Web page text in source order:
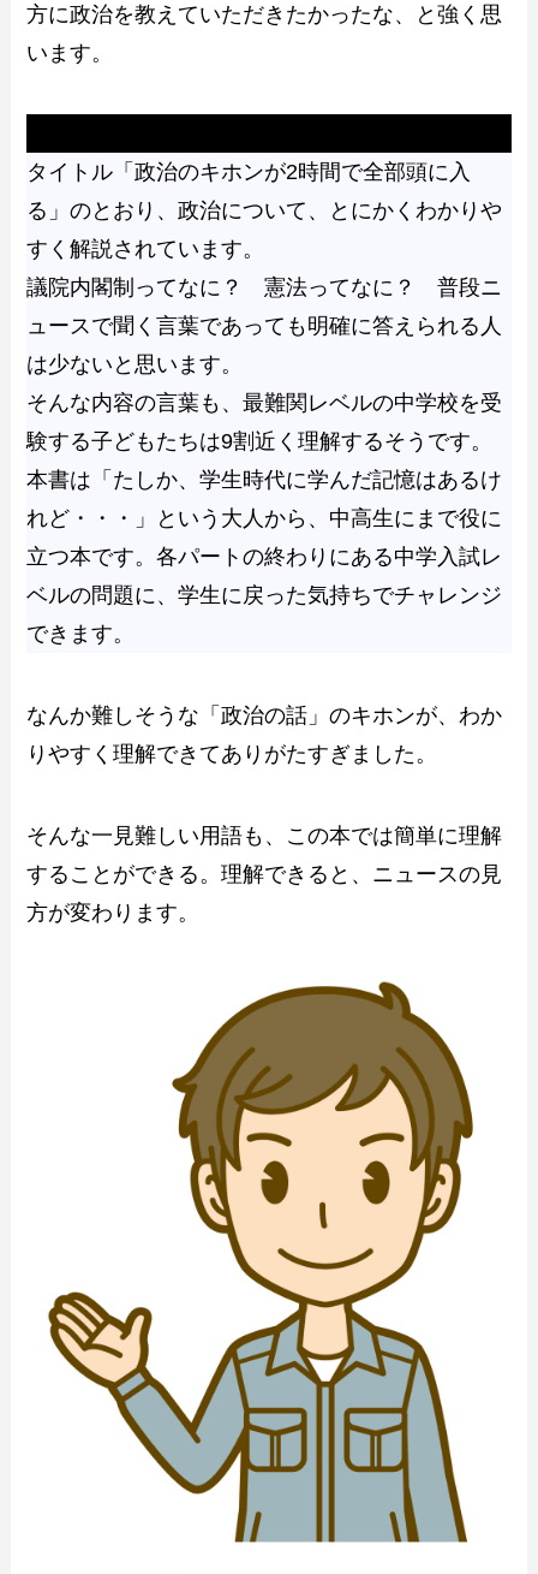
方に政治を教えていただきたかったな、と強く思
います。
タイトル「政治のキホンが2時間で全部頭に入
る」のとおり、政治について、とにかくわかりや
すく解説されています。
議院内閣制ってなに？ 憲法ってなに？ 普段ニ
ュースで聞く言葉であっても明確に答えられる人
は少ないと思います。
そんな内容の言葉も、最難関レベルの中学校を受
験する子どもたちは9割近く理解するそうです。
本書は「たしか、学生時代に学んだ記憶はあるけ
れど・・・」という大人から、中高生にまで役に
立つ本です。各パートの終わりにある中学入試レ
ベルの問題に、学生に戻った気持ちでチャレンジ
できます。
なんか難しそうな「政治の話」のキホンが、わか
りやすく理解できてありがたすぎました。
そんな一見難しい用語も、この本では簡単に理解
することができる。理解できると、ニュースの見
方が変わります。